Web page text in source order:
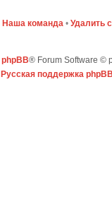
Наша команда • Удалить
phpBB® Forum Software ©
Русская поддержка